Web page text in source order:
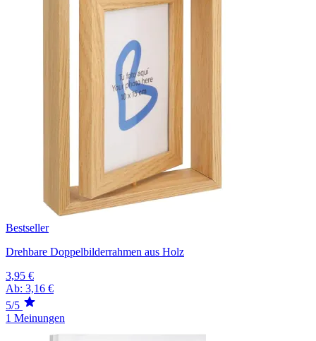
Bestseller
Drehbare Doppelbilderrahmen aus Holz
3,95 €
Ab: 3,16 €
5/5
1 Meinungen